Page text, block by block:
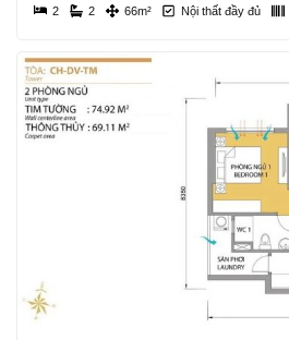
2 2 66m² Nội thất đầy đủ